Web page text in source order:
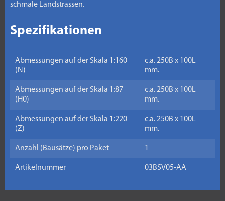
schmale Landstrassen.
Spezifikationen
Abmessungen auf der Skala 1:160
(N)
c.a. 250B x 100L
mm.
Abmessungen auf der Skala 1:87
(H0)
c.a. 250B x 100L
mm.
Abmessungen auf der Skala 1:220
(Z)
c.a. 250B x 100L
mm.
Anzahl (Bausätze) pro Paket 1
Artikelnummer 03BSV05-AA